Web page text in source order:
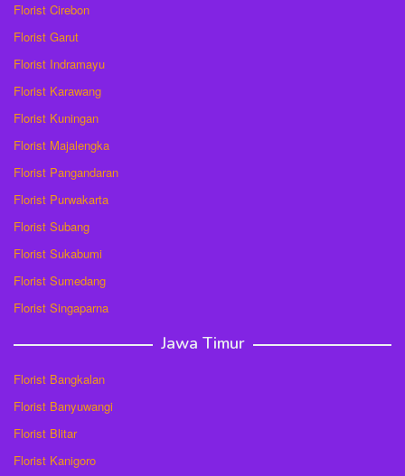
Florist Cirebon
Florist Garut
Florist Indramayu
Florist Karawang
Florist Kuningan
Florist Majalengka
Florist Pangandaran
Florist Purwakarta
Florist Subang
Florist Sukabumi
Florist Sumedang
Florist Singaparna
Jawa Timur
Florist Bangkalan
Florist Banyuwangi
Florist Blitar
Florist Kanigoro